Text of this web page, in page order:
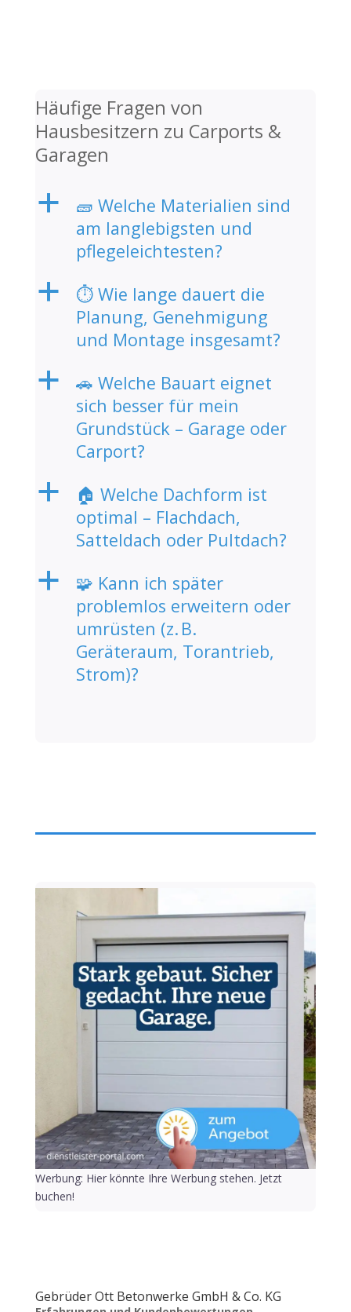
Häufige Fragen von
Hausbesitzern zu Carports &
Garagen
a
🧱 Welche Materialien sind
am langlebigsten und
pflegeleichtesten?
a
⏱️ Wie lange dauert die
Planung, Genehmigung
und Montage insgesamt?
a
🚗 Welche Bauart eignet
sich besser für mein
Grundstück – Garage oder
Carport?
a
🏠 Welche Dachform ist
optimal – Flachdach,
Satteldach oder Pultdach?
a
🧩 Kann ich später
problemlos erweitern oder
umrüsten (z. B.
Geräteraum, Torantrieb,
Strom)?
Werbung: Hier könnte Ihre Werbung stehen. Jetzt
buchen!
Gebrüder Ott Betonwerke GmbH & Co. KG